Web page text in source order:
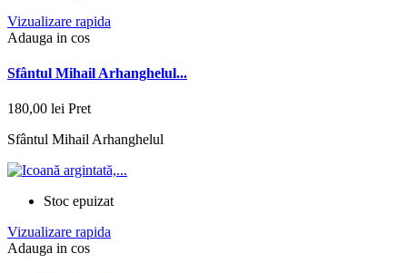
Vizualizare rapida
Adauga in cos
Sfântul Mihail Arhanghelul...
180,00 lei Pret
Sfântul Mihail Arhanghelul
Stoc epuizat
Vizualizare rapida
Adauga in cos